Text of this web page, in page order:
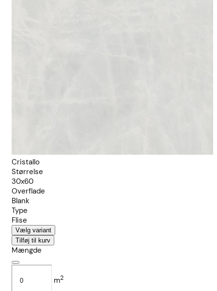
Cristallo
Størrelse
30x60
Overflade
Blank
Type
Flise
Vælg variant
Tilføj til kurv
Mængde
m2